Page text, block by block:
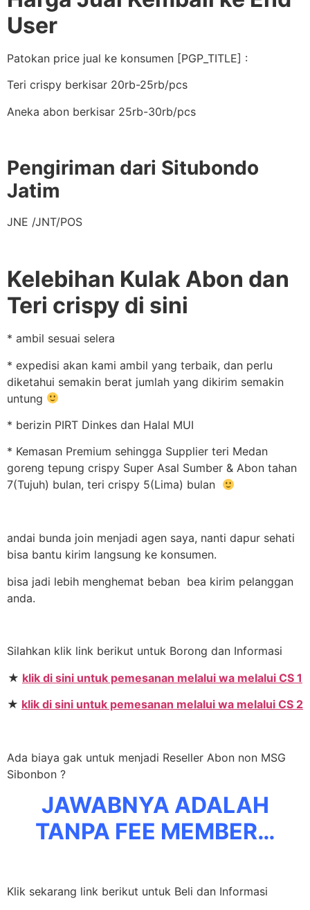
User
Patokan price jual ke konsumen [PGP_TITLE] :
Teri crispy berkisar 20rb-25rb/pcs
Aneka abon berkisar 25rb-30rb/pcs
Pengiriman dari Situbondo
Jatim
JNE /JNT/POS
Kelebihan Kulak Abon dan
Teri crispy di sini
* ambil sesuai selera
* expedisi akan kami ambil yang terbaik, dan perlu
diketahui semakin berat jumlah yang dikirim semakin
untung
* berizin PIRT Dinkes dan Halal MUI
* Kemasan Premium sehingga Supplier teri Medan
goreng tepung crispy Super Asal Sumber & Abon tahan
7(Tujuh) bulan, teri crispy 5(Lima) bulan
andai bunda join menjadi agen saya, nanti dapur sehati
bisa bantu kirim langsung ke konsumen.
bisa jadi lebih menghemat beban bea kirim pelanggan
anda.
Silahkan klik link berikut untuk Borong dan Informasi
★ klik di sini untuk pemesanan melalui wa melalui CS 1
★ klik di sini untuk pemesanan melalui wa melalui CS 2
Ada biaya gak untuk menjadi Reseller Abon non MSG
Sibonbon ?
JAWABNYA ADALAH
TANPA FEE MEMBER…
Klik sekarang link berikut untuk Beli dan Informasi